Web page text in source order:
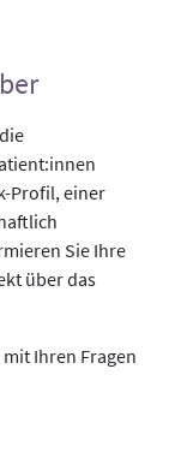
Profil, einer
Sie Ihre
über das
Ihren Fragen